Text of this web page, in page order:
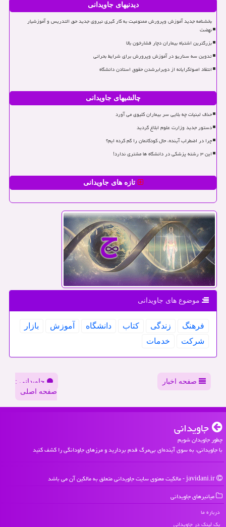
دیدنیهای جاویدانی
بخشنامه جدید آموزش وپرورش ممنوعیت به کار گیری نیروی جدید حق التدریس و آموزشیار
نهضت
بزرگترین اشتباه بیماران دچار فشارخون بالا
تدوین سه سناریو در آموزش وپرورش برای شرایط بحرانی
انتقاد اصولگرایانه از دوبرابرشدن حقوق استادن دانشگاه
چالشیهای جاویدانی
حذف لبنیات چه بلایی سر بیماران کلیوی می آورد
دستور جدید وزارت علوم ابلاغ گردید
چرا در اضطراب آینده، حال کودکانمان را گم کرده ایم؟
این ۳ رشته پزشکی در دانشگاه ها مشتری ندارد!
تازه های جاویدانی
موضوع های جاویدانی
فرهنگ زندگی كتاب دانشگاه آموزش
بازار
شركت
خدمات
صفحه اخبار
جاویدانی :
صفحه اصلی
جاویدانی
چطور جاویدان شویم
با جاویدانی، به سوی آینده‌ای بی‌مرگ قدم بردارید و مرزهای جاودانگی را کشف کنید
میانبرهای جاویدانی
درباره ما
بک لینک در جاویدانی